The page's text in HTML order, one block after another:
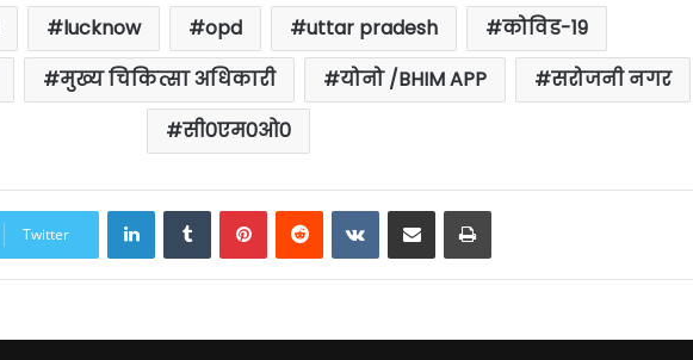
lucknow opd uttar pradesh
कोविड-19
मुख्य चिकित्सा अधिकारी योनो /BHIM APP
सरोजनी नगर
सी0एम0ओ0
Twitter
LinkedInTumblrPinterestReddit VKontakte
Share via Email Print